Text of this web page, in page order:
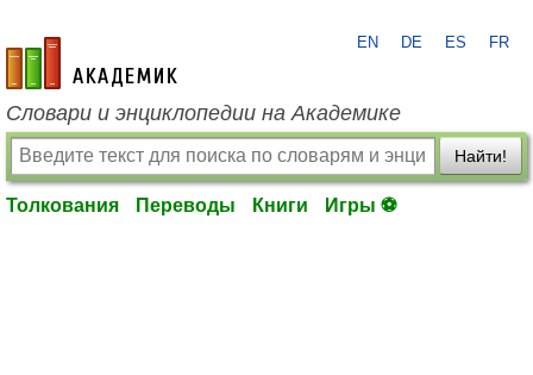
academic.ru
EN DE ES FR
Словари и энциклопедии на Академике
Найти!
Толкования Переводы Книги Игры ⚽